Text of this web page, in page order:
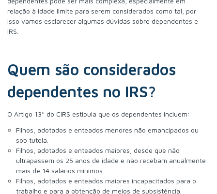
relação à idade limite para serem considerados como tal, por
isso vamos esclarecer algumas dúvidas sobre dependentes e
IRS.
Quem são considerados
dependentes no IRS?
O Artigo 13º do CIRS estipula que os dependentes incluem:
Filhos, adotados e enteados menores não emancipados ou
sob tutela.
Filhos, adotados e enteados maiores, desde que não
ultrapassem os 25 anos de idade e não recebam anualmente
mais de 14 salários mínimos.
Filhos, adotados e enteados maiores incapacitados para o
trabalho e para a obtenção de meios de subsistência.